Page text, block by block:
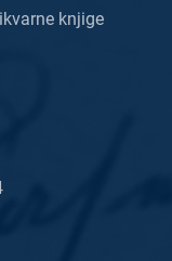
knjige